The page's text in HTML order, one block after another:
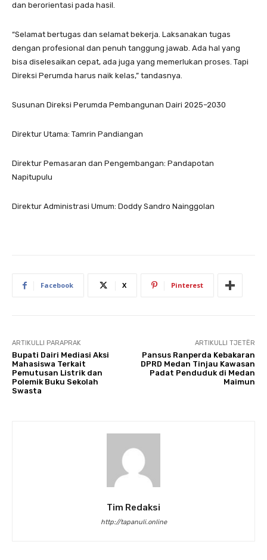
dan berorientasi pada hasil.
“Selamat bertugas dan selamat bekerja. Laksanakan tugas
dengan profesional dan penuh tanggung jawab. Ada hal yang
bisa diselesaikan cepat, ada juga yang memerlukan proses. Tapi
Direksi Perumda harus naik kelas,” tandasnya.
Susunan Direksi Perumda Pembangunan Dairi 2025–2030
Direktur Utama: Tamrin Pandiangan
Direktur Pemasaran dan Pengembangan: Pandapotan
Napitupulu
Direktur Administrasi Umum: Doddy Sandro Nainggolan
Facebook X Pinterest
ARTIKULLI PARAPRAK
Bupati Dairi Mediasi Aksi
Mahasiswa Terkait
Pemutusan Listrik dan
Polemik Buku Sekolah
Swasta
ARTIKULLI TJETËR
Pansus Ranperda Kebakaran
DPRD Medan Tinjau Kawasan
Padat Penduduk di Medan
Maimun
Tim Redaksi
http://tapanuli.online